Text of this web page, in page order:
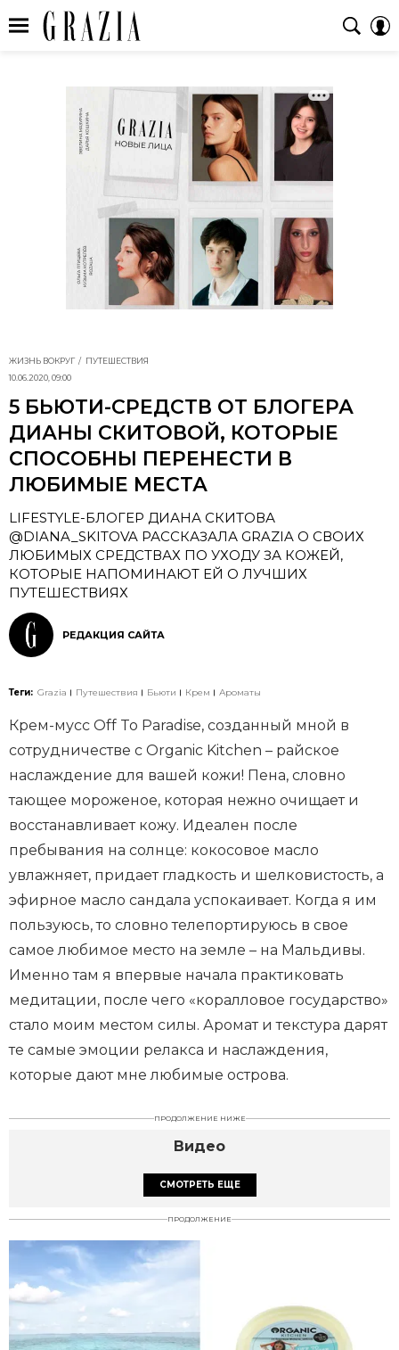
ЖИЗНЬ ВОКРУГ
ПУТЕШЕСТВИЯ
10.06.2020, 09:00
5 БЬЮТИ-СРЕДСТВ ОТ БЛОГЕРА
ДИАНЫ СКИТОВОЙ, КОТОРЫЕ
СПОСОБНЫ ПЕРЕНЕСТИ В
ЛЮБИМЫЕ МЕСТА
LIFESTYLE-БЛОГЕР ДИАНА СКИТОВА
@DIANA_SKITOVA РАССКАЗАЛА GRAZIA О СВОИХ
ЛЮБИМЫХ СРЕДСТВАХ ПО УХОДУ ЗА КОЖЕЙ,
КОТОРЫЕ НАПОМИНАЮТ ЕЙ О ЛУЧШИХ
ПУТЕШЕСТВИЯХ
РЕДАКЦИЯ САЙТА
Теги: Grazia Путешествия Бьюти Крем Ароматы
Крем-мусс Off To Paradise, созданный мной в
сотрудничестве с Organic Kitchen – райское
наслаждение для вашей кожи! Пена, словно
тающее мороженое, которая нежно очищает и
восстанавливает кожу. Идеален после
пребывания на солнце: кокосовое масло
увлажняет, придает гладкость и шелковистость, а
эфирное масло сандала успокаивает. Когда я им
пользуюсь, то словно телепортируюсь в свое
самое любимое место на земле – на Мальдивы.
Именно там я впервые начала практиковать
медитации, после чего «коралловое государство»
стало моим местом силы. Аромат и текстура дарят
те самые эмоции релакса и наслаждения,
которые дают мне любимые острова.
ПРОДОЛЖЕНИЕ НИЖЕ
Видео
СМОТРЕТЬ ЕЩЕ
ПРОДОЛЖЕНИЕ